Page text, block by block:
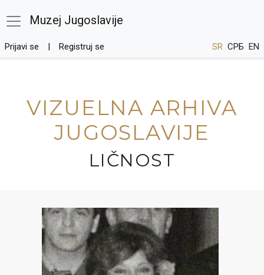
Muzej Jugoslavije
Prijavi se Registruj se SR СРБ EN
VIZUELNA ARHIVA
JUGOSLAVIJE
LIČNOST